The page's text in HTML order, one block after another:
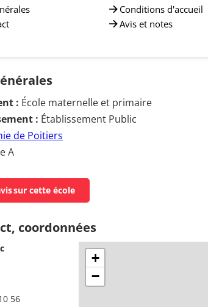
Conditions d'accueil
Avis et notes
: École maternelle et primaire
: Établissement Public
de Poitiers
A
sur cette école
coordonnées
56
+
−